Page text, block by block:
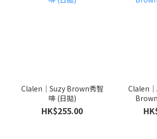
Clalen｜Suzy Brown秀智
啡 (日拋)
HK$255.00
Clalen